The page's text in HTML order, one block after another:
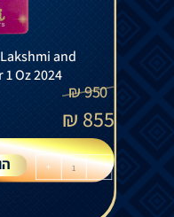
and
1 Oz 2024
950
₪
855
₪
-
+